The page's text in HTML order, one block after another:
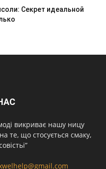
Секрет идеальной
викриває нашу ницу
те, що стосується смаку,